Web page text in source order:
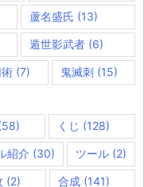
蘆名盛氏 (13)
遁世影武者(6)
(7) 鬼滅刺 (15)
くじ (128)
紹介 (30) ツール(2)
(2) 合成 (141)